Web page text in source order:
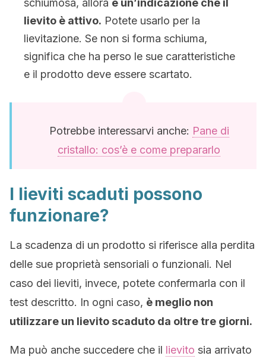
schiumosa, allora è un’indicazione che il
lievito è attivo. Potete usarlo per la
lievitazione. Se non si forma schiuma,
significa che ha perso le sue caratteristiche
e il prodotto deve essere scartato.
Potrebbe interessarvi anche: Pane di
cristallo: cos’è e come prepararlo
I lieviti scaduti possono
funzionare?
La scadenza di un prodotto si riferisce alla perdita
delle sue proprietà sensoriali o funzionali. Nel
caso dei lieviti, invece, potete confermarla con il
test descritto. In ogni caso, è meglio non
utilizzare un lievito scaduto da oltre tre giorni.
Ma può anche succedere che il lievito sia arrivato